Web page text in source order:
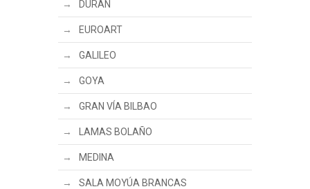
DURÁN
EUROART
GALILEO
GOYA
GRAN VÍA BILBAO
LAMAS BOLAÑO
MEDINA
SALA MOYÚA BRANCAS